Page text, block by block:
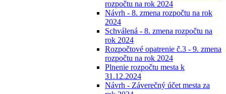
rozpočtu na rok 2024
Návrh - 8. zmena rozpočtu na rok
2024
Schválená - 8. zmena rozpočtu na
rok 2024
Rozpočtové opatrenie č.3 - 9. zmena
rozpočtu na rok 2024
Plnenie rozpočtu mesta k
31.12.2024
Návrh - Záverečný účet mesta za